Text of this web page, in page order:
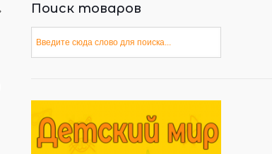
Поиск товаров